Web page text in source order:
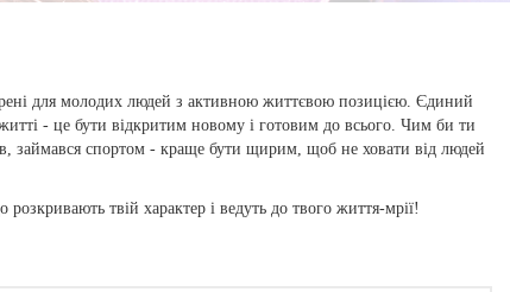
для молодих людей з активною життєвою позицією. Єдиний
- це бути відкритим новому і готовим до всього. Чим би ти
займався спортом - краще бути щирим, щоб не ховати від людей
твій характер і ведуть до твого життя-мрії!